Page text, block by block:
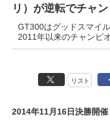
リ）が逆転でチャ
GT300はグッドスマイ
2011年以来のチャンピ
リスト
2014年11月16日決勝開催